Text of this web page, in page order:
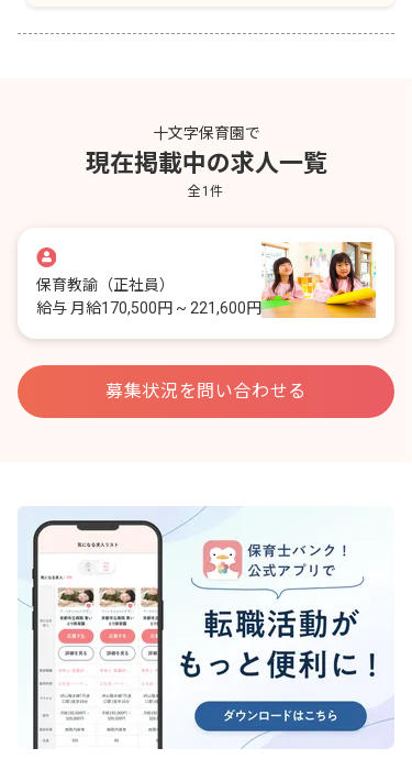
十文字保育園で
現在掲載中の求人一覧
全 1件
保育教諭 （正社員）
給与 月給170,500円 ~ 221,600円
募集状況を問い合わせる